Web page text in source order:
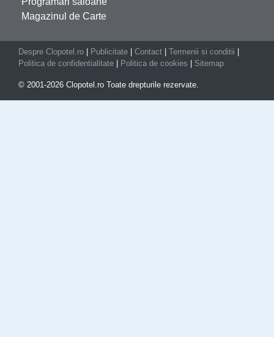
Magazinul de Carte
Despre Clopotel.ro Publicitate Contact Termenii si conditii
Politica de confidentialitate
Politica de cookies Sitemap
© 2001-2026 Clopotel.ro Toate drepturile rezervate.